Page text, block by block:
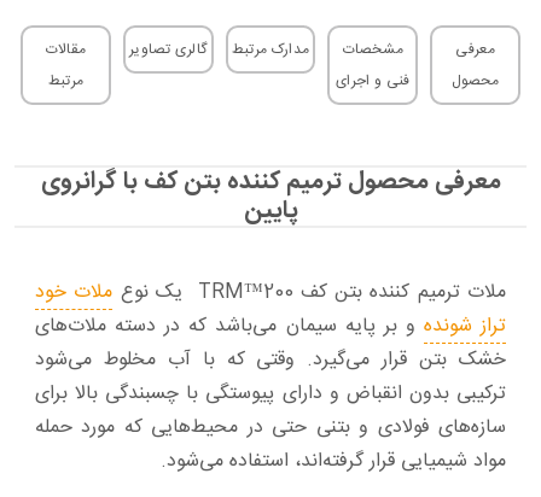
معرفی
محصول
مشخصات
فنی و اجرای
مدارک مرتبط گالری تصاویر
مقالات
مرتبط
معرفی محصول ترمیم کننده بتن کف با گرانروی
پایین
ملات ترمیم کننده بتن کف TRM™200 یک نوع
ملات خود
تراز شونده و بر پایه سیمان می‌باشد که در دسته ملات‌های
خشک بتن قرار می‌گیرد. وقتی که با آب مخلوط می‌شود
ترکیبی بدون انقباض و دارای پیوستگی با چسبندگی بالا برای
سازه‌های فولادی و بتنی حتی در محیط‌هایی که مورد حمله
مواد شیمیایی قرار گرفته‌اند، استفاده می‌شود.